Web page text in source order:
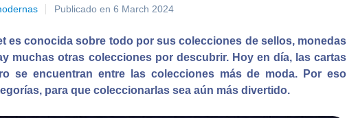
Publicado en 6 March 2024
es conocida sobre todo por sus colecciones de sellos, monedas
muchas otras colecciones por descubrir. Hoy en día, las cartas
se encuentran entre las colecciones más de moda. Por eso
para que coleccionarlas sea aún más divertido.